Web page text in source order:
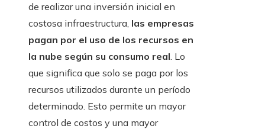
de realizar una inversión inicial en
costosa infraestructura, las empresas
pagan por el uso de los recursos en
la nube según su consumo real. Lo
que significa que solo se paga por los
recursos utilizados durante un período
determinado. Esto permite un mayor
control de costos y una mayor